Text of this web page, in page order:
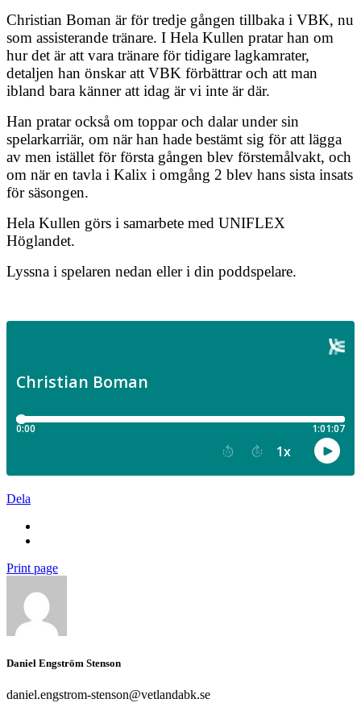
Christian Boman är för tredje gången tillbaka i VBK, nu
som assisterande tränare. I Hela Kullen pratar han om
hur det är att vara tränare för tidigare lagkamrater,
detaljen han önskar att VBK förbättrar och att man
ibland bara känner att idag är vi inte är där.
Han pratar också om toppar och dalar under sin
spelarkarriär, om när han hade bestämt sig för att lägga
av men istället för första gången blev förstemålvakt, och
om när en tavla i Kalix i omgång 2 blev hans sista insats
för säsongen.
Hela Kullen görs i samarbete med UNIFLEX
Höglandet.
Lyssna i spelaren nedan eller i din poddspelare.
Dela
Print page
Daniel Engström Stenson
daniel.engstrom-stenson@vetlandabk.se